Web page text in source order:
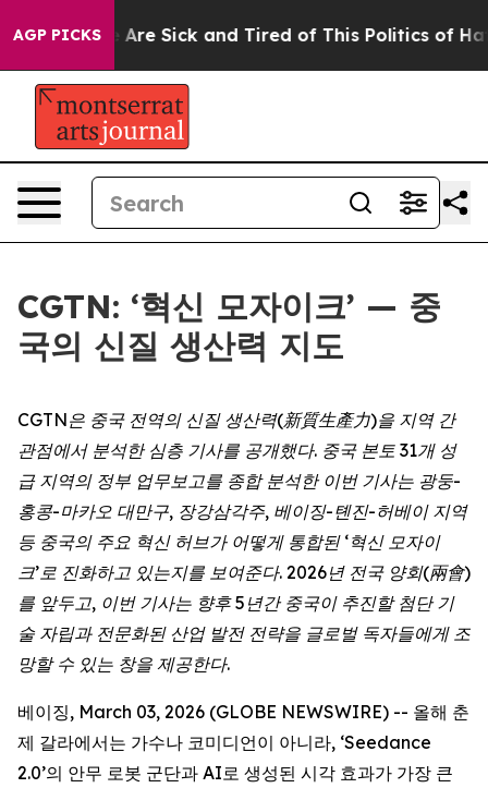
AGP PICKSAre Sick and Tired of This Politics of Hatred”
CGTN: ‘혁신 모자이크’ — 중
국의 신질 생산력 지도
CGTN은 중국 전역의 신질 생산력(新質生產力)을 지역 간
관점에서 분석한 심층 기사를 공개했다. 중국 본토 31개 성
급 지역의 정부 업무보고를 종합 분석한 이번 기사는 광둥-
홍콩-마카오 대만구, 장강삼각주, 베이징-톈진-허베이 지역
등 중국의 주요 혁신 허브가 어떻게 통합된‘혁신 모자이
크’로 진화하고 있는지를 보여준다. 2026년 전국 양회(兩會)
를 앞두고, 이번 기사는 향후5 년간 중국이 추진할 첨단 기
술 자립과 전문화된 산업 발전 전략을 글로벌 독자들에게 조
망할 수 있는 창을 제공한다.
베이징, March 03, 2026 (GLOBE NEWSWIRE) -- 올해 춘
제 갈라에서는 가수나 코미디언이 아니라, ‘Seedance
2.0’의 안무 로봇 군단과 AI로 생성된 시각 효과가 가장 큰